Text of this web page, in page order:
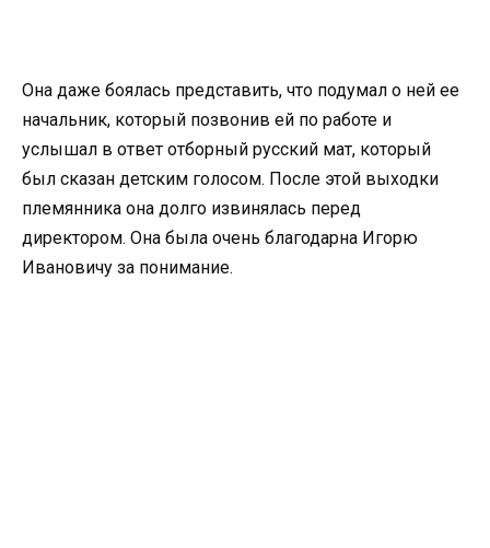
Она даже боялась представить, что подумал о ней ее
начальник, который позвонив ей по работе и
услышал в ответ отборный русский мат, который
был сказан детским голосом. После этой выходки
племянника она долго извинялась перед
директором. Она была очень благодарна Игорю
Ивановичу за понимание.